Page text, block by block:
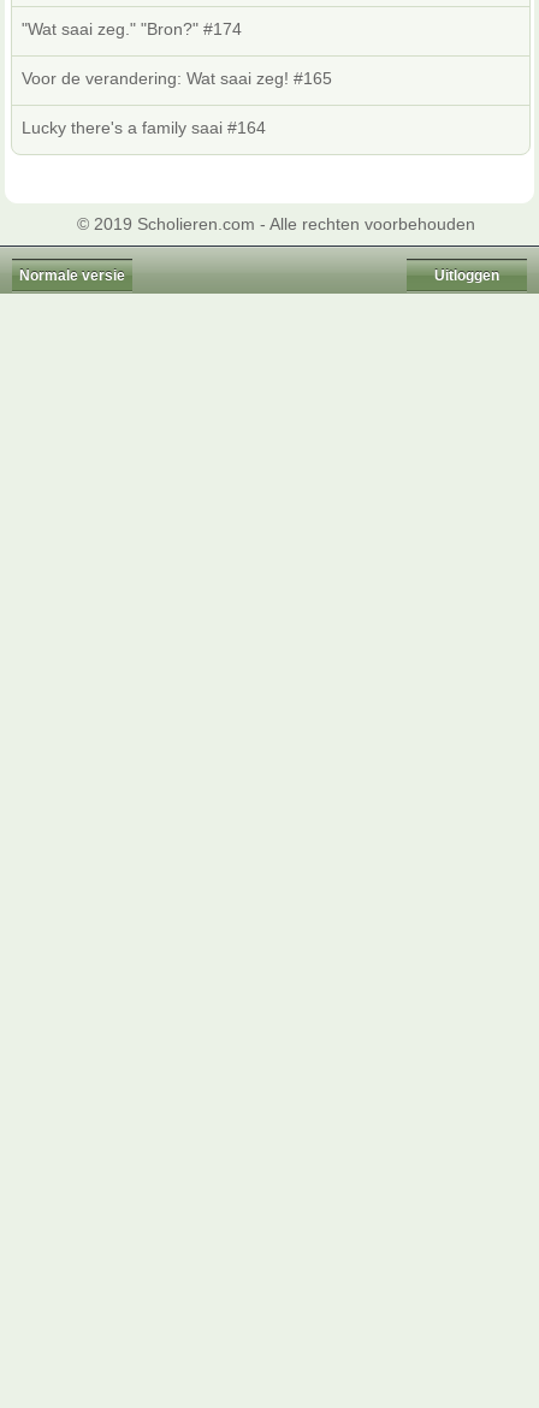
"Wat saai zeg." "Bron?" #174
Voor de verandering: Wat saai zeg! #165
Lucky there's a family saai #164
© 2019 Scholieren.com - Alle rechten voorbehouden
Normale versie Uitloggen